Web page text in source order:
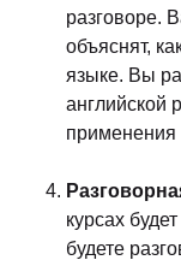
разговоре.
объяснят,
языке. Вы
английской
применения
курсах
будете